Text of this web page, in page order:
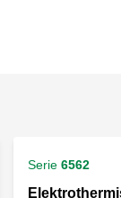
Serie 6562